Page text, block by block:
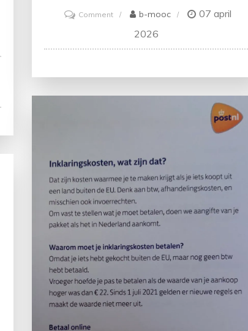
Commenton
Ontdek
de
ballonvaarten
b-mooc
07 april
2026